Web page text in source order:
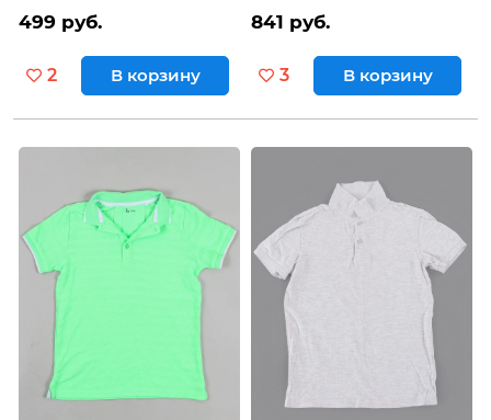
499 руб.
2 В корзину
841 руб.
3 В корзину